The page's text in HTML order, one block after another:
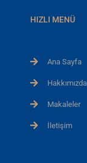
HIZLI MENÜ
Ana Sayfa
Hakkımızda
Makaleler
İletişim